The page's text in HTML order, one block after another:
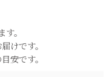
。
けです。
安です。